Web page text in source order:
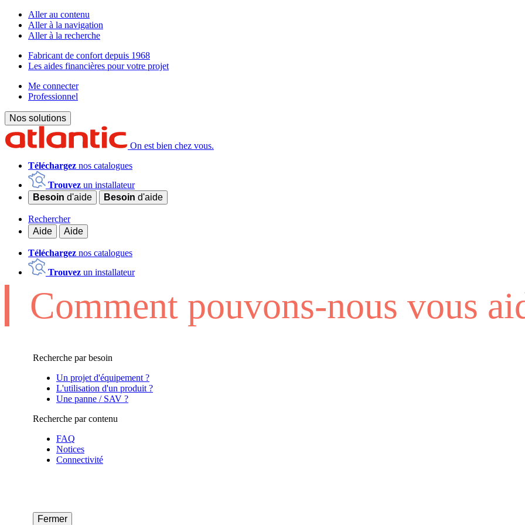
Aller au contenu
Aller à la navigation
Aller à la recherche
Fabricant de confort depuis 1968
Les aides financières pour votre projet
Me connecter
Professionnel
Nos solutions
On est bien chez vous.
Téléchargez nos catalogues
Trouvez un installateur
Besoin d'aide Besoin d'aide
Rechercher
Aide
Aide
Téléchargez nos catalogues
Trouvez un installateur
Comment pouvons-nous vous
Recherche par besoin
Un projet d'équipement ?
L'utilisation d'un produit ?
Une panne / SAV ?
Recherche par contenu
FAQ
Notices
Connectivité
Fermer